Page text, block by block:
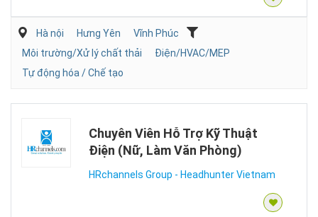
Hà nội Hưng Yên
Vĩnh Phúc
Môi trường/Xử lý chất thải
Điện/HVAC/MEP
Tự động hóa / Chế tạo
Chuyên Viên Hỗ Trợ Kỹ Thuật
Điện (Nữ, Làm Văn Phòng)
HRchannels Group - Headhunter Vietnam